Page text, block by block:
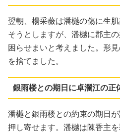
翌朝、楊采薇は潘樾の傷に生
そうとしますが、潘樾に郡主
困らせまいと考えました。形
を捨てました。
銀雨楼との期日に卓瀾江の正
潘樾と銀雨楼との約束の期日
押し寄せます。潘樾は陳香主